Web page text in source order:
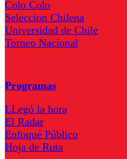
Colo Colo
Seleccion Chilena
Universidad de Chile
Torneo Nacional
Programas
LLegó la hora
El Radar
Enfoqué Público
Hoja de Ruta